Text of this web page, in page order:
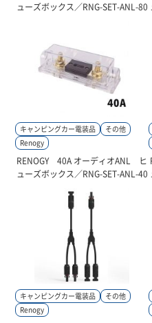
ューズボックス／RNG-SET-ANL-80
キャンピングカー電装品
その他
Renogy
RENOGY 40A オーディオANL ヒ
ューズボックス／RNG-SET-ANL-40
キャンピングカー電装品
その他
Renogy